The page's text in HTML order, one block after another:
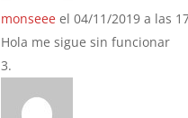
monseee el 04/11/2019 a las
Hola me sigue sin funcionar